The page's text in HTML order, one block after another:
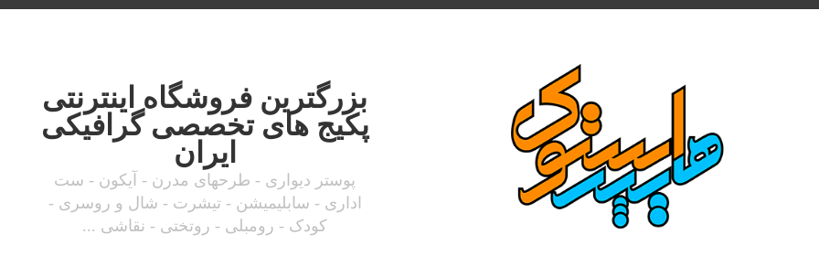
بزرگترین فروشگاه اینترنتی
پکیج های تخصصی گرافیکی
ایران
پوستر دیواری - طرحهای مدرن - آیکون - ست
اداری - سابلیمیشن - تیشرت - شال و روسری -
کودک - رومبلی - روتختی - نقاشی ...